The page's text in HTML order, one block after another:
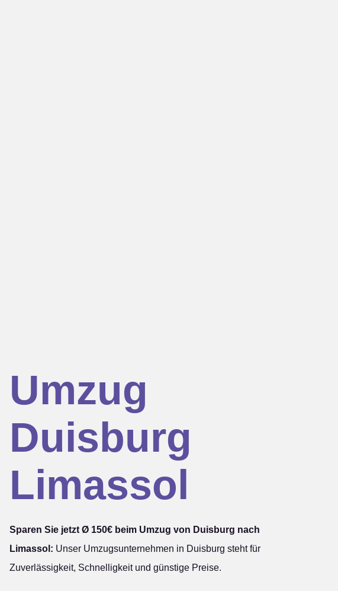
Umzug
Duisburg
Limassol
Sparen Sie jetzt Ø 150€ beim Umzug von Duisburg nach
Limassol: Unser Umzugsunternehmen in Duisburg steht für
Zuverlässigkeit, Schnelligkeit und günstige Preise.